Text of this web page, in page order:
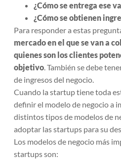
¿Cómo se entrega ese
¿Cómo se obtienen
Para responder a estas
mercado en el que se van a
quienes son los clientes
objetivo. También se debe
de ingresos del negocio.
Cuando la startup tiene toda
definir el modelo de negocio a
distintos tipos de modelos de
adoptar las startups para su
Los modelos de negocio más
startups son: